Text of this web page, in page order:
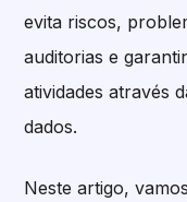
evita riscos,
auditorias e
atividades através
dados.
Neste artigo,